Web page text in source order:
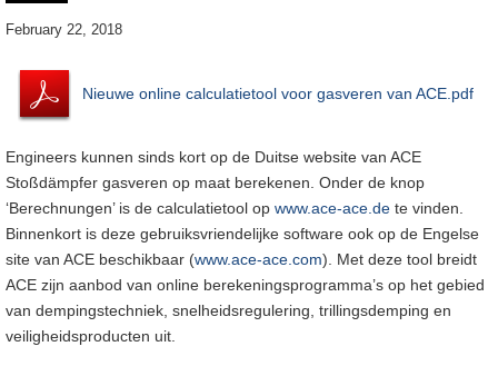
February 22, 2018
Nieuwe online calculatietool voor gasveren van ACE.pdf
Engineers kunnen sinds kort op de Duitse website van ACE
Stoßdämpfer gasveren op maat berekenen. Onder de knop
‘Berechnungen’ is de calculatietool op www.ace-ace.de te vinden.
Binnenkort is deze gebruiksvriendelijke software ook op de Engelse
site van ACE beschikbaar (www.ace-ace.com). Met deze tool breidt
ACE zijn aanbod van online berekeningsprogramma’s op het gebied
van dempingstechniek, snelheidsregulering, trillingsdemping en
veiligheidsproducten uit.